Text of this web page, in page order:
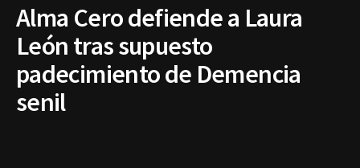
Alma Cero defiende a Laura
León tras supuesto
padecimiento de Demencia
senil